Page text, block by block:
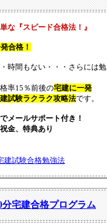
な『スピード合格法！』
合格！
時間もない・・・さらには勉
率15％前後の宅建に一発
試験ラクラク攻略法です。
メールサポート付き！
金、特典あり
建試験合格勉強法
分宅建合格プログラム